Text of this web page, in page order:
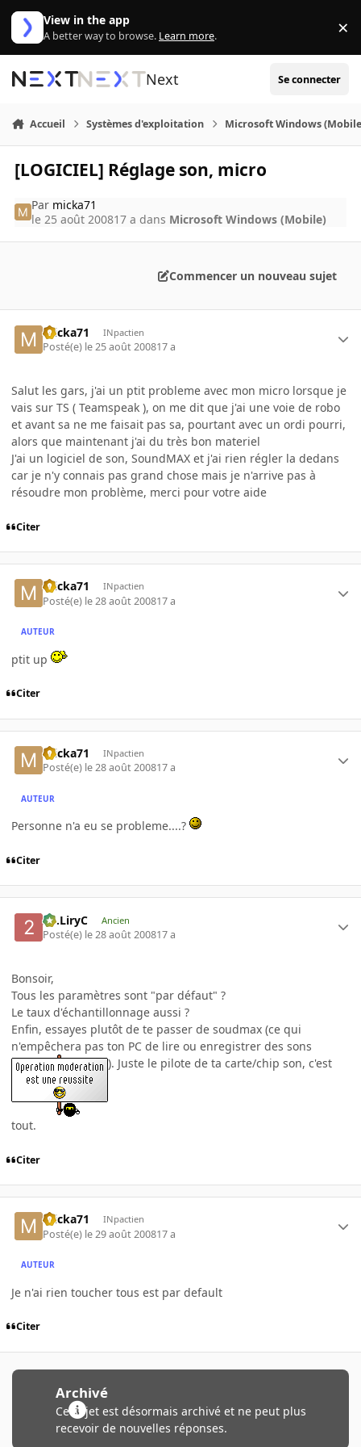
Aller au contenu
View in the app
A better way to browse. Learn more. ×
Next Se connecter
Accueil Systèmes d'exploitation Microsoft Windows
[LOGICIEL] Réglage son, micro
Par micka71
le 25 août 200817 a dans Microsoft Windows (Mobile)
Commencer un nouveau sujet
micka71 INpactien
Posté(e) le 25 août 200817 a
Salut les gars, j'ai un ptit probleme avec mon micro lorsque je
vais sur TS ( Teamspeak ), on me dit que j'ai une voie de robo
et avant sa ne me faisait pas sa, pourtant avec un ordi pourri,
alors que maintenant j'ai du très bon materiel
J'ai un logiciel de son, SoundMAX et j'ai rien régler la dedans
car je n'y connais pas grand chose mais je n'arrive pas à
résoudre mon problème, merci pour votre aide
Citer
micka71 INpactien
Posté(e) le 28 août 200817 a
AUTEUR
ptit up
Citer
micka71 INpactien
Posté(e) le 28 août 200817 a
AUTEUR
Personne n'a eu se probleme....?
Citer
2C.LiryC Ancien
Posté(e) le 28 août 200817 a
Bonsoir,
Tous les paramètres sont "par défaut" ?
Le taux d'échantillonnage aussi ?
Enfin, essayes plutôt de te passer de soudmax (ce qui
n'empêchera pas ton PC de lire ou enregistrer des sons
). Juste le pilote de ta carte/chip son, c'est
tout.
Citer
micka71 INpactien
Posté(e) le 29 août 200817 a
AUTEUR
Je n'ai rien toucher tous est par default
Citer
Archivé
Ce sujet est désormais archivé et ne peut plus
recevoir de nouvelles réponses.